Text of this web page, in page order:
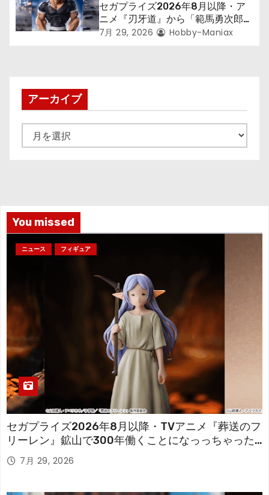
セガプライズ2026年8月以降・ア
ニメ『刃牙道』から「範馬勇次郎」
が登場ッッ!!
7月 29, 2026 Hobby-Maniax
アーカイブ
ー
You missed
ニュース フィギュア
セガプライズ2026年8月以降・TVアニメ『葬送のフ
リーレン』鉱山で300年働くことになっっちゃった
「フリーレン」を立体化！
7月 29, 2026